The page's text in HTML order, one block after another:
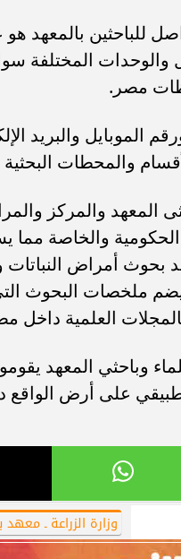
للباحثين بالمعهد
والوحدات المختلفة
مصر.
الموبايل والبريد
والمحطات البحثية
المعهد والمركز
والخاصة مما
بحوث أمراض النباتات
ملخصات البحوث
وباحثي المعهد
على أرض الواقع
وزارة الزراعة ـ معهد
لمواجهة برشلونة